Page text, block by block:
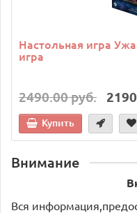
Настольная игра
игра
2490.00 руб.
Купить
Внимание
Вся